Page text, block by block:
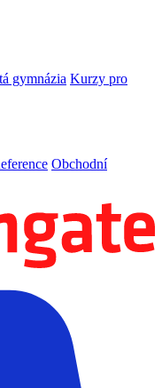
gymnázia Kurzy pro
Obchodní